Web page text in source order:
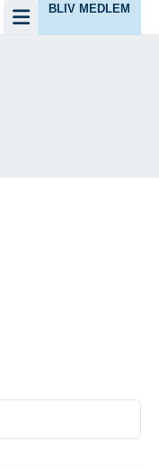
BLIV MEDLEM